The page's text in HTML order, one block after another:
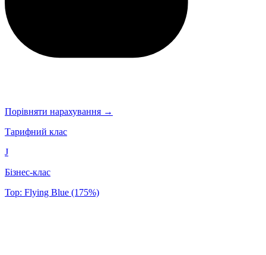
Порівняти нарахування →
Тарифний клас
J
Бізнес-клас
Top: Flying Blue (175%)